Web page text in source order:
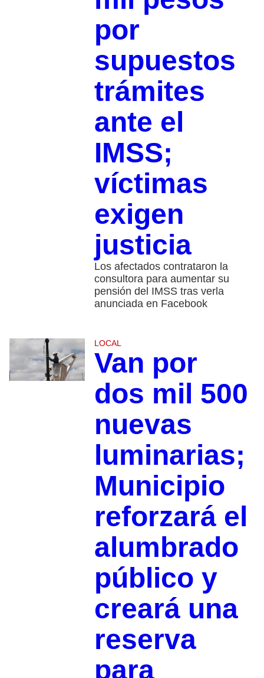
por
supuestos
trámites
ante el
IMSS;
víctimas
exigen
justicia
Los afectados contrataron la
consultora para aumentar su
pensión del IMSS tras verla
anunciada en Facebook
LOCAL
Van por
dos mil 500
nuevas
luminarias;
Municipio
reforzará el
alumbrado
público y
creará una
reserva
para